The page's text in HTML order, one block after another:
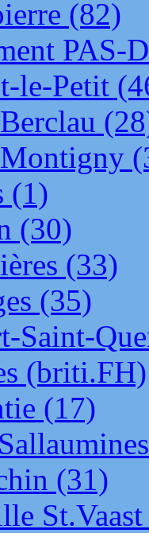
(82)
PAS-
le-Petit
(1)
(30)
(33)
(35)
Saint-
(briti.FH)
(17)
(31)